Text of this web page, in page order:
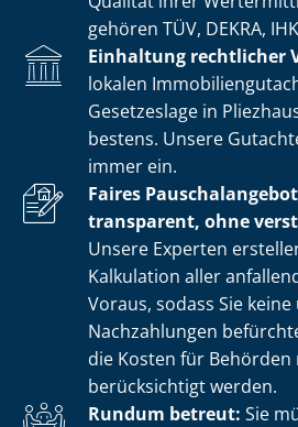
gehören TÜV, DEKRA,
Einhaltung rechtlicher
lokalen
Gesetzeslage in
bestens. Unsere
immer ein.
Faires
transparent, ohne
Unsere Experten
Kalkulation aller
Voraus, sodass Sie
Nachzahlungen
die Kosten für
berücksichtigt werden.
Rundum betreut: Sie